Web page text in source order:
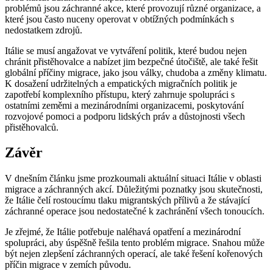
problémů jsou záchranné akce, které provozují různé organizace, a
které jsou často nuceny operovat v obtížných podmínkách s
nedostatkem zdrojů.
Itálie se musí angažovat ve vytváření politik, které budou nejen
chránit přistěhovalce a nabízet jim bezpečné útočiště, ale také řešit
globální příčiny migrace, jako jsou války, chudoba a změny klimatu.
K dosažení udržitelných a empatických migračních politik je
zapotřebí komplexního přístupu, který zahrnuje spolupráci s
ostatními zeměmi a mezinárodními organizacemi, poskytování
rozvojové pomoci a podporu lidských práv a důstojnosti všech
přistěhovalců.
Závěr
V dnešním článku jsme prozkoumali aktuální situaci Itálie v oblasti
migrace a záchranných akcí. Důležitými poznatky jsou skutečnosti,
že Itálie čelí rostoucímu tlaku migrantských přílivů a že stávající
záchranné operace jsou nedostatečné k zachránění všech tonoucích.
Je zřejmé, že Itálie potřebuje naléhavá opatření a mezinárodní
spolupráci, aby úspěšně řešila tento problém migrace. Snahou může
být nejen zlepšení záchranných operací, ale také řešení kořenových
příčin migrace v zemích původu.